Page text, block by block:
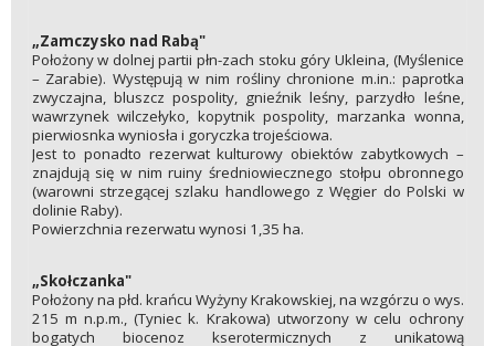
„Zamczysko nad Rabą"
Położony w dolnej partii płn-zach stoku góry Ukleina, (Myślenice
– Zarabie). Występują w nim rośliny chronione m.in.: paprotka
zwyczajna, bluszcz pospolity, gnieźnik leśny, parzydło leśne,
wawrzynek wilczełyko, kopytnik pospolity, marzanka wonna,
pierwiosnka wyniosła i goryczka trojeściowa.
Jest to ponadto rezerwat kulturowy obiektów zabytkowych –
znajdują się w nim ruiny średniowiecznego stołpu obronnego
(warowni strzegącej szlaku handlowego z Węgier do Polski w
dolinie Raby).
Powierzchnia rezerwatu wynosi 1,35 ha.
„Skołczanka"
Położony na płd. krańcu Wyżyny Krakowskiej, na wzgórzu o wys.
215 m n.p.m., (Tyniec k. Krakowa) utworzony w celu ochrony
bogatych biocenoz kserotermicznych z unikatową